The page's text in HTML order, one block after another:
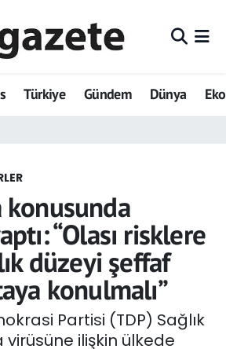
Türkiye Gündem Dünya
konusunda
“Olası risklere
düzeyi şeffaf
konulmalı”
Partisi (TDP) Sağlık
virüsüne ilişkin ülkede